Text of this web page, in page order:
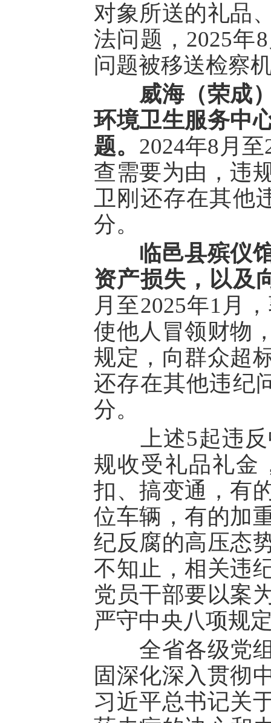
对象所送的礼品
法问题，2025年
问题被移送检察
威海（荣成
环境卫生服务中
题。 2024年8月
查需要为由，违
卫刚还存在其他
分。
临邑县殡仪
资产损失，以及
月至2025年1月
使他人冒领财物
规定，向群众超
还存在其他违纪
分。
上述5起违反
规收受礼品礼金
扣、搞变通，有
位车辆，有的加
纪反腐的高压态
不知止，相关违
党员干部要以案
严守中央八项规
全省各级党组
固深化深入贯彻
习近平总书记关